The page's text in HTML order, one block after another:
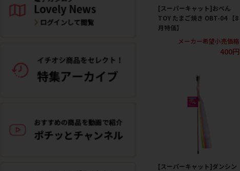
[スーパーキャット]おべん
TOY たまご焼き OBT-04 【8
月特価】
メーカー希望小売価格
400円
[スーパーキャット]ダンシン